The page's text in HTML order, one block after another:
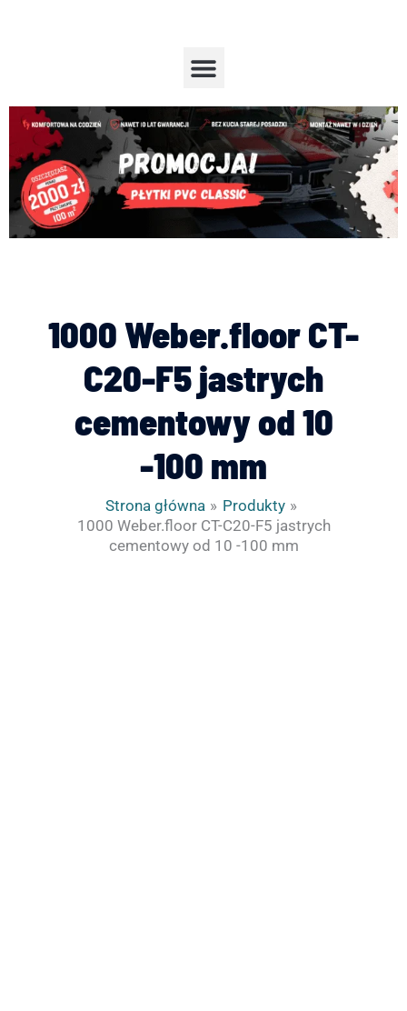
Menu
1000 Weber.floor CT-
C20-F5 jastrych
cementowy od 10
-100 mm
Strona główna
Produkty
1000 Weber.floor CT-C20-F5 jastrych
cementowy od 10 -100 mm